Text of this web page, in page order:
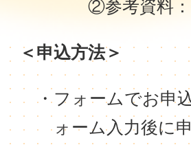
②参考資料：ご提
＜申込方法＞
・フォームでお申
ォーム入力後に申